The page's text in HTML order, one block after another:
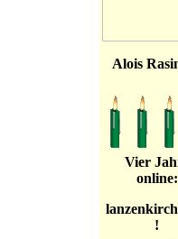
Alois
Vier
online:
!